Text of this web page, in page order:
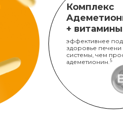
Комплекс
+
эффективнее
здоровье печени
системы, чем
адеметионин. 5